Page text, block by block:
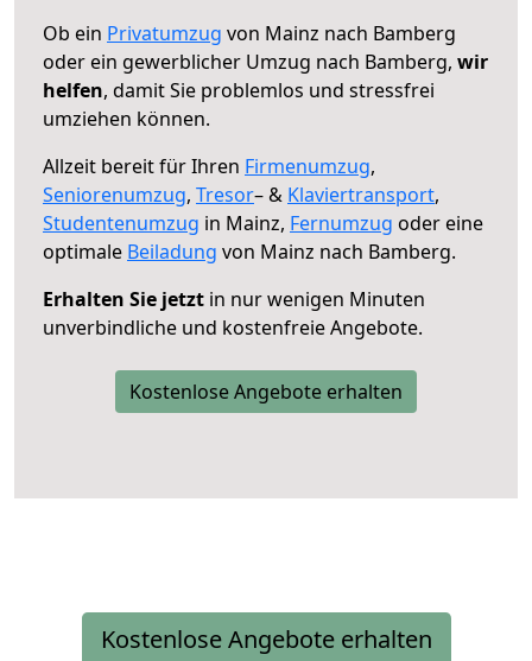
Ob ein Privatumzug von Mainz nach Bamberg
oder ein gewerblicher Umzug nach Bamberg, wir
helfen, damit Sie problemlos und stressfrei
umziehen können.
Allzeit bereit für Ihren Firmenumzug,
Seniorenumzug, Tresor– & Klaviertransport,
Studentenumzug in Mainz, Fernumzug oder eine
optimale Beiladung von Mainz nach Bamberg.
Erhalten Sie jetzt in nur wenigen Minuten
unverbindliche und kostenfreie Angebote.
Kostenlose Angebote erhalten
Kostenlose Angebote erhalten